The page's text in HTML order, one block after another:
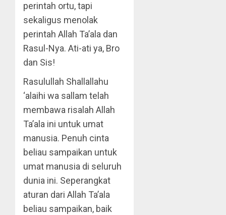
perintah ortu, tapi
sekaligus menolak
perintah Allah Ta’ala dan
Rasul-Nya. Ati-ati ya, Bro
dan Sis!
Rasulullah Shallallahu
‘alaihi wa sallam telah
membawa risalah Allah
Ta’ala ini untuk umat
manusia. Penuh cinta
beliau sampaikan untuk
umat manusia di seluruh
dunia ini. Seperangkat
aturan dari Allah Ta’ala
beliau sampaikan, baik